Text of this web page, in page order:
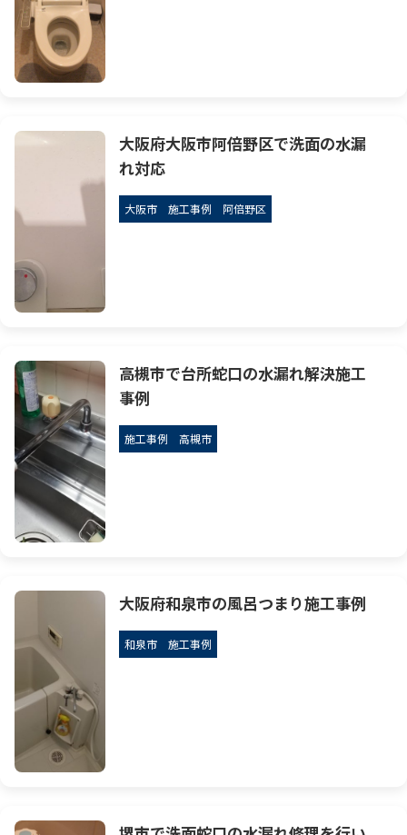
大阪府大阪市阿倍野区で洗面の水漏
れ対応
大阪市 施工事例 阿倍野区
高槻市で台所蛇口の水漏れ解決施工
事例
施工事例 高槻市
大阪府和泉市の風呂つまり施工事例
和泉市 施工事例